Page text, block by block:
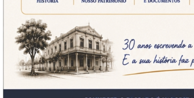
Vivemos um daqueles
momentos raros da
história em que a
tecnologia deixa de ser
apenas uma